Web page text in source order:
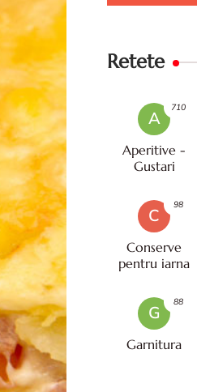
Retete
A
Aperitive -
Gustari
710
C
Conserve
pentru iarna
98
G
Garnitura
88